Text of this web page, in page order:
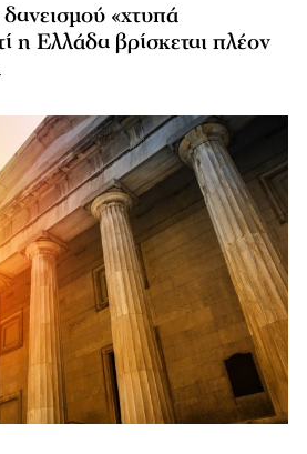
«χτυπά
η Ελλάδα βρίσκεται πλέον